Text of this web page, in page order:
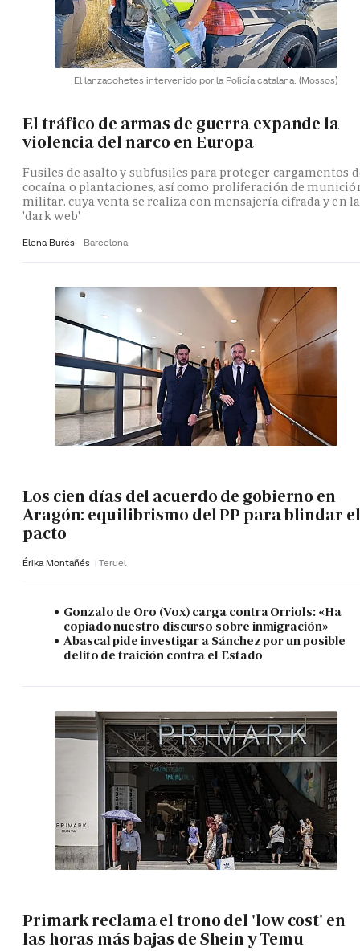
El lanzacohetes intervenido por la Policía catalana. (Mossos)
El tráfico de armas de guerra expande la
violencia del narco en Europa
Fusiles de asalto y subfusiles para proteger cargamentos
cocaína o plantaciones, así como proliferación de
militar, cuya venta se realiza con mensajería cifrada y en la
'dark web'
Elena Burés Barcelona
Los cien días del acuerdo de gobierno en
Aragón: equilibrismo del PP para blindar el
pacto
Érika Montañés Teruel
Gonzalo de Oro (Vox) carga contra Orriols: «Ha
copiado nuestro discurso sobre inmigración»
Abascal pide investigar a Sánchez por un posible
delito de traición contra el Estado
Primark reclama el trono del 'low cost' en
las horas más bajas de Shein y Temu